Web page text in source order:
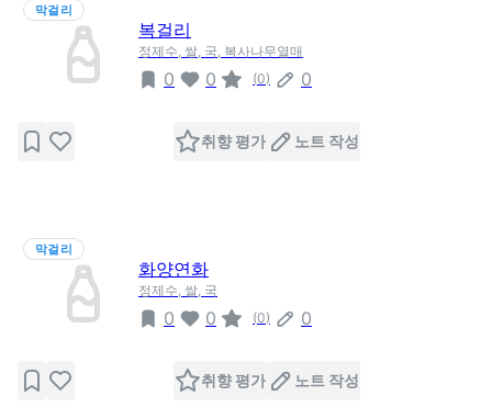
막걸리
복걸리
정제수, 쌀, 국, 복사나무열매
0 0 (0) 0
취향 평가 노트 작성
막걸리
화양연화
정제수, 쌀, 국
0 0 (0) 0
취향 평가 노트 작성